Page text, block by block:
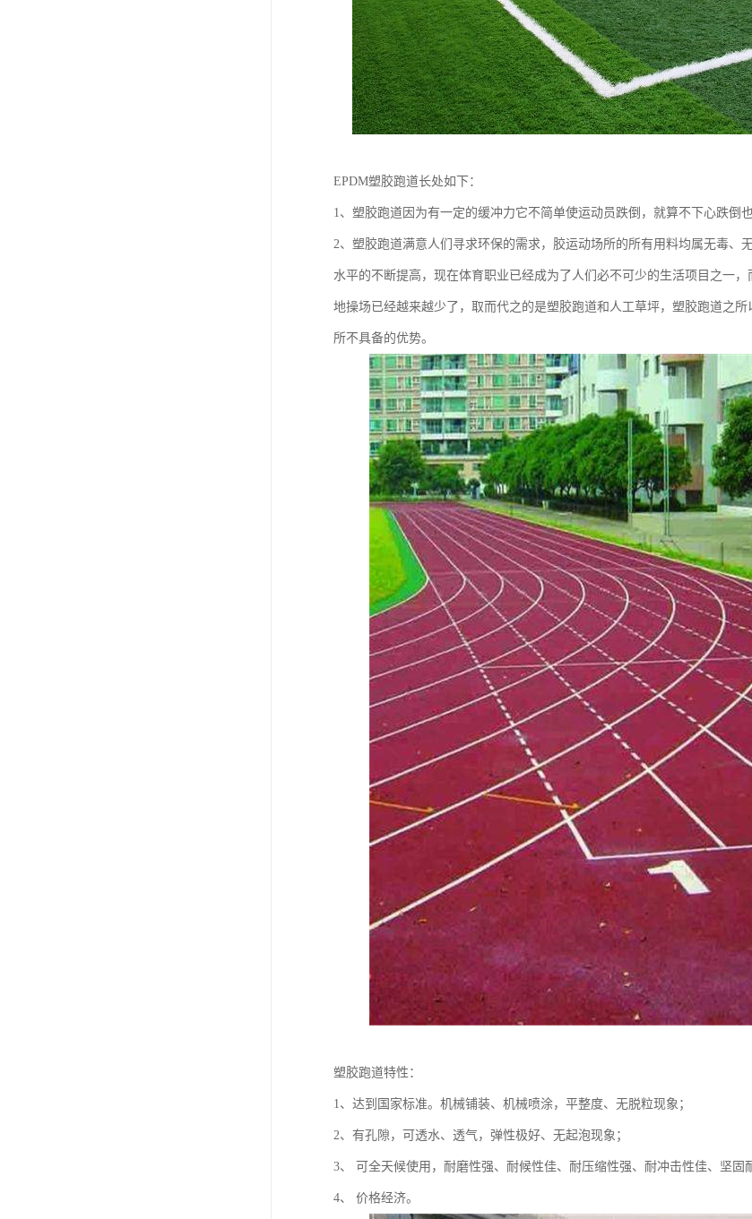
EPDM塑胶跑道长处如下：
1、塑胶跑道因为有一定的缓冲力它不简单使运动员跌倒，就算不下心跌倒
2、塑胶跑道满意人们寻求环保的需求，胶运动场所的所有用料均属无毒、
水平的不断提高，现在体育职业已经成为了人们必不可少的生活项目之一
地操场已经越来越少了，取而代之的是塑胶跑道和人工草坪，塑胶跑道之
所不具备的优势。
塑胶跑道特性：
1、达到国家标准。机械铺装、机械喷涂，平整度、无脱粒现象；
2、有孔隙，可透水、透气，弹性极好、无起泡现象；
3、 可全天候使用，耐磨性强、耐候性佳、耐压缩性强、耐冲击性佳、坚固
4、 价格经济。